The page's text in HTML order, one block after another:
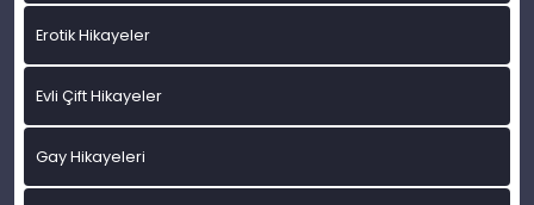
Erotik Hikayeler
Evli Çift Hikayeler
Gay Hikayeleri